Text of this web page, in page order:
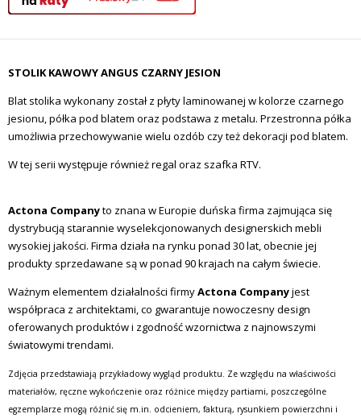
STOLIK KAWOWY ANGUS CZARNY JESION
Blat stolika wykonany został z płyty laminowanej w kolorze czarnego
jesionu, półka pod blatem oraz podstawa z metalu. Przestronna półka
umożliwia przechowywanie wielu ozdób czy też dekoracji pod blatem.
W tej serii występuje również regal oraz szafka RTV.
Actona Companyto znana w Europie duńska firma zajmująca się
dystrybucją starannie wyselekcjonowanych designerskich mebli
wysokiej jakości. Firma działa na rynku ponad 30 lat, obecnie jej
produkty sprzedawane są w ponad 90 krajach na całym świecie.
Ważnym elementem działalności firmyActona Companyjest
współpraca z architektami, co gwarantuje nowoczesny design
oferowanych produktów i zgodność wzornictwa z najnowszymi
światowymi trendami.
Zdjęcia przedstawiają przykładowy wygląd produktu. Ze względu na właściwości
materiałów, ręczne wykończenie oraz różnice między partiami, poszczególne
egzemplarze mogą różnić się m.in. odcieniem, fakturą, rysunkiem powierzchni i